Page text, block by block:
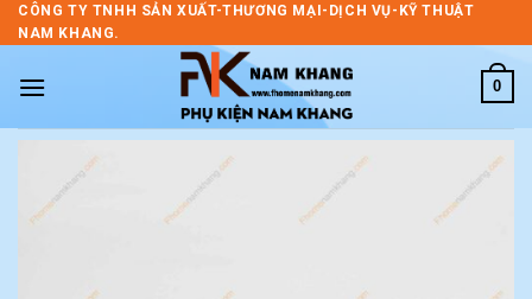
Skip
to
CÔNG TY TNHH SẢN XUẤT-THƯƠNG MẠI-DỊCH VỤ-KỸ THUẬT
NAM KHANG.
0